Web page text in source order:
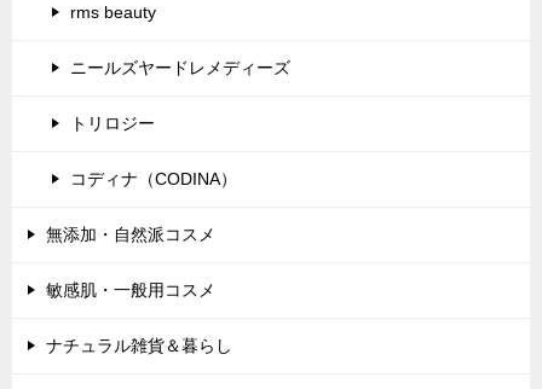
rms beauty
ニールズヤードレメディーズ
トリロジー
コディナ（CODINA）
無添加・自然派コスメ
敏感肌・一般用コスメ
ナチュラル雑貨＆暮らし